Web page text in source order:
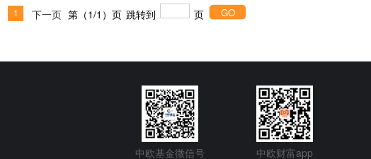
1 下一页 第（1/1）页 跳转到 页
中欧基金微信号 中欧财富app